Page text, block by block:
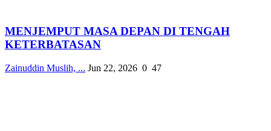
MENJEMPUT MASA DEPAN DI TENGAH
KETERBATASAN
Zainuddin Muslih, ... Jun 22, 2026 0 47